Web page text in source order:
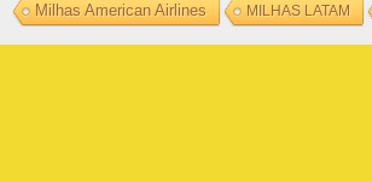
Milhas American Airlines MILHAS LATAM